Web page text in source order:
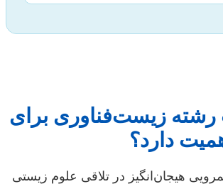
رشته زیست‌فناوری برای
دارد؟
هیجان‌انگیز در تلاقی علوم زیستی